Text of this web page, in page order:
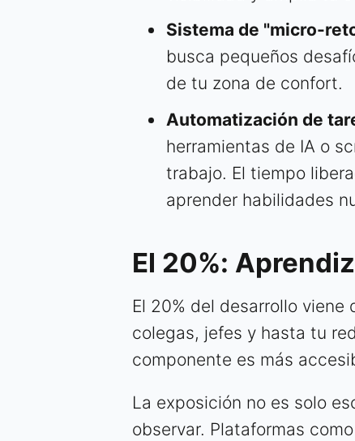
Sistema de "micro-
busca pequeños
de tu zona de confort.
Automatización de
herramientas de IA o
trabajo. El tiempo
aprender habilidades
El 20%:
El 20% del desarrollo
colegas, jefes y hasta tu
componente es más
La exposición no es solo
observar. Plataformas